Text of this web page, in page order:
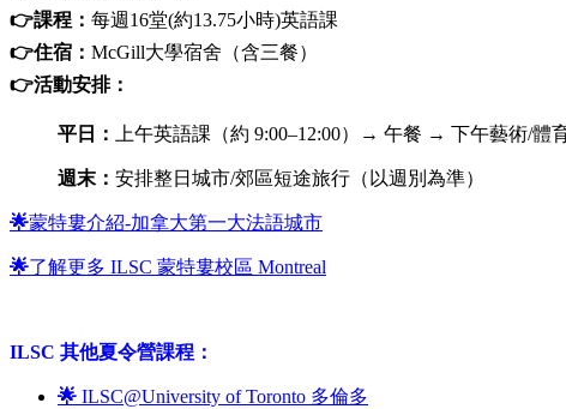
👉課程： 每週16堂(約13.75小時)英語課
👉住宿： McGill大學宿舍（含三餐）
👉活動安排：
平日： 上午英語課（約 9:00–12:00）→ 午餐 → 下午藝術/體
週末： 安排整日城市/郊區短途旅行（以週別為準）
🌟蒙特婁介紹-加拿大第一大法語城市
🌟了解更多 ILSC 蒙特婁校區 Montreal
ILSC 其他夏令營課程：
🌟 ILSC@University of Toronto 多倫多